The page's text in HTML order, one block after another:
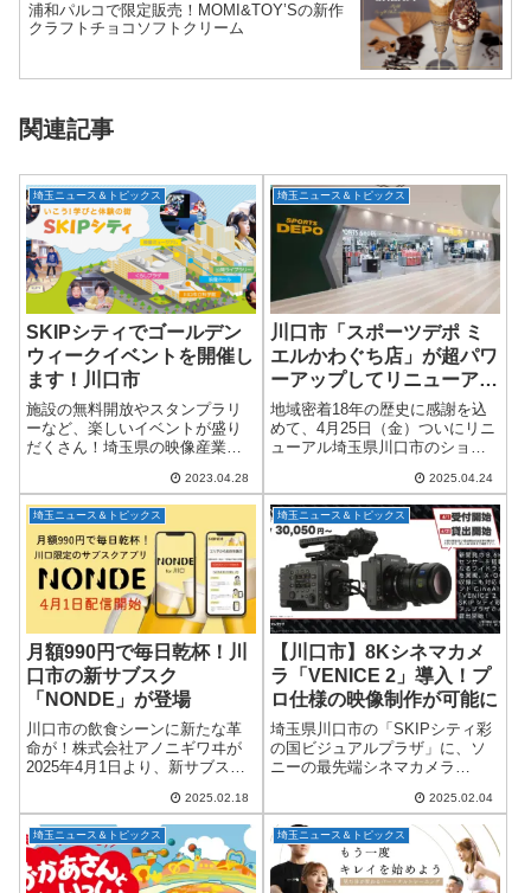
浦和パルコで限定販売！MOMI&TOY’Sの新作
クラフトチョコソフトクリーム
関連記事
埼玉ニュース＆トピックス
SKIPシティでゴールデン
ウィークイベントを開催し
ます！川口市
施設の無料開放やスタンプラリ
ーなど、楽しいイベントが盛り
だくさん！埼玉県の映像産業拠
ザ」などが整備されているSKIP
シティでは、4月29日（土・祝）
から5月7日（日）まで、ゴール
デンウィー...
2023.04.28
埼玉ニュース＆トピックス
川口市「スポーツデポ ミ
エルかわぐち店」が超パワ
ーアップしてリニューアル
オープン！
地域密着18年の歴史に感謝を込
めて、4月25日（金）ついにリニ
ューアル埼玉県川口市のショッ
ち」で長年親しまれてきた「ア
ルペン ミエルかわぐち店」が、
2025年4月25日（金）に「スポー
ツデ...
2025.04.24
埼玉ニュース＆トピックス
月額990円で毎日乾杯！川
口市の新サブスク
「NONDE」が登場
川口市の飲食シーンに新たな革
命が！株式会社アノニギワヰが
2025年4月1日より、新サブスク
「NONDE（ノンデ） for 川口」
をスタートします。このサービ
スでは、月額990円（iOS版は
1,000...
2025.02.18
埼玉ニュース＆トピックス
【川口市】8Kシネマカメ
ラ「VENICE 2」導入！プ
ロ仕様の映像制作が可能に
埼玉県川口市の「SKIPシティ彩
の国ビジュアルプラザ」に、ソ
ニーの最先端シネマカメラ
した！ 映像制作を志す方や、ハ
イエンドな機材での撮影を希望
するクリエイターにとって、こ
れは朗報...
2025.02.04
埼玉ニュース＆トピックス 埼玉ニュース＆トピックス